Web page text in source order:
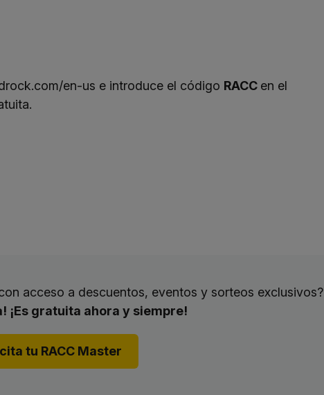
en-us e introduce el código RACC en el
acceso a descuentos, eventos y sorteos exclusivos?
¡Es gratuita ahora y siempre!
tu RACC Master